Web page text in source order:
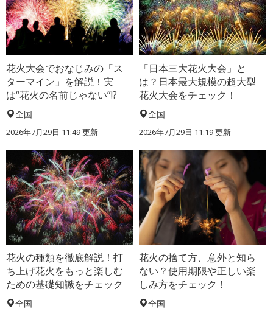
花火大会でおなじみの「ス
ターマイン」を解説！実
は“花火の名前じゃない”!?
全国
2026年7月29日 11:49 更新
「日本三大花火大会」と
は？日本最大規模の超大型
花火大会をチェック！
全国
2026年7月29日 11:19 更新
花火の種類を徹底解説！打
ち上げ花火をもっと楽しむ
ための基礎知識をチェック
全国
花火の捨て方、意外と知ら
ない？使用期限や正しい楽
しみ方をチェック！
全国